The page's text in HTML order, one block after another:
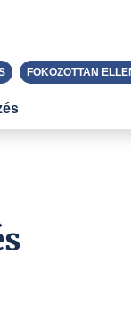
FOKOZOTTAN